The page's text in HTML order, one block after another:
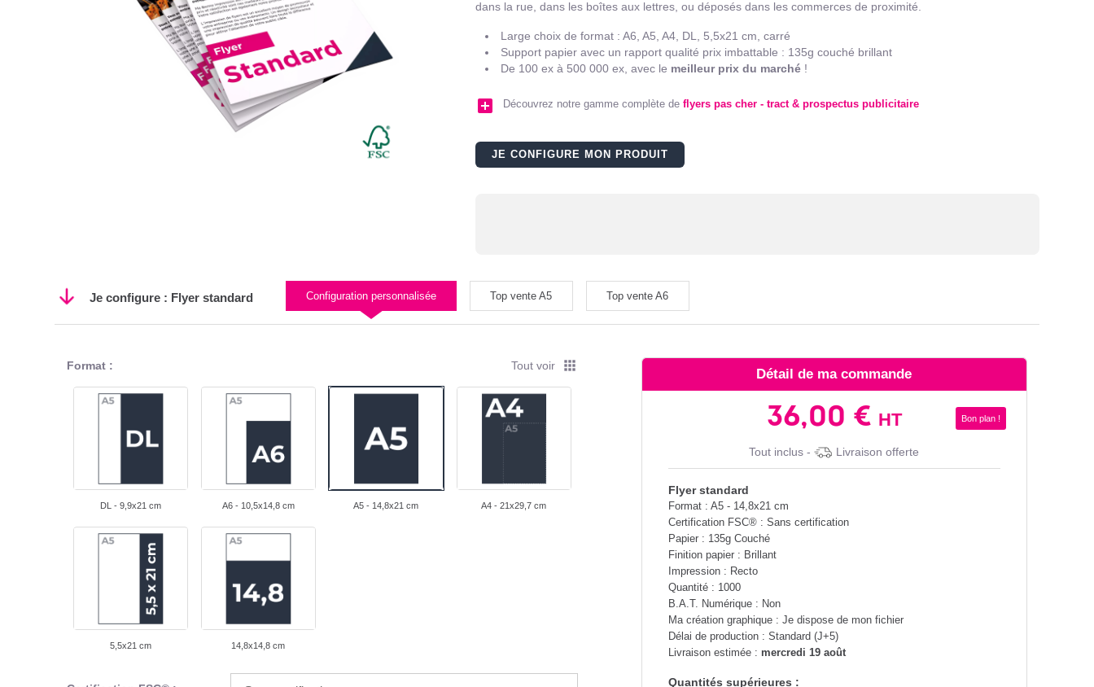
dans la rue, dans les boîtes aux lettres, ou déposés dans les commerces de proximité.
Large choix de format : A6, A5, A4, DL, 5,5x21 cm, carré
Support papier avec un rapport qualité prix imbattable : 135g couché brillant
De 100 ex à 500 000 ex, avec le meilleur prix du marché!
add_box Découvrez notre gamme complète de flyers pas cher - tract & prospectus publicitaire
JE CONFIGURE MON PRODUIT
Je configure : Flyer standard Configuration personnalisée Top vente A5 Top vente A6
Format : Tout voir apps
DL - 9,9x21 cm A6 - 10,5x14,8 cm A5 - 14,8x21 cm A4 - 21x29,7 cm
5,5x21 cm 14,8x14,8 cm
Détail de ma commande
Bon plan !
36,00 € HT
Tout inclus - Livraison offerte
Flyer standard
Format : A5 - 14,8x21 cm
Certification FSC® : Sans certification
Papier : 135g Couché
Finition papier : Brillant
Impression : Recto
Quantité : 1000
B.A.T. Numérique : Non
Ma création graphique : Je dispose de mon fichier
Délai de production : Standard (J+5)
Livraison estimée : mercredi 19 août
Quantités supérieures :